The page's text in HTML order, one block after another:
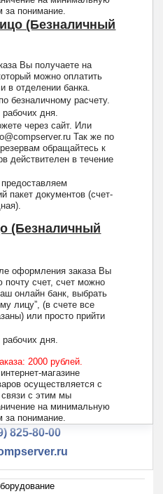
за понимание.
(Безналичный
Вы получаете на
можно оплатить
в отделении банка.
безналичному расчету.
дня.
через сайт. Или
Так же по
обращайтесь к
действителен в течение
пакет документов (счет-
(Безналичный
оформления заказа Вы
почту счет, счет можно
онлайн банк, выбрать
лицу”, (в счете все
или просто прийти
дня.
2000 рублей.
магазине
осуществляется с
с этим мы
на минимальную
за понимание.
223-13-47
825-80-00